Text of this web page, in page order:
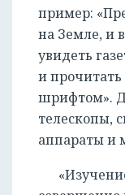
пример:
на Земле, и
увидеть
и
шрифтом».
телескопы,
аппараты и